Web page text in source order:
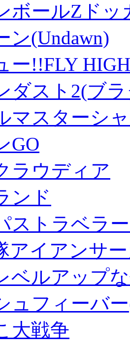
ボールZド
ン(Undawn)
ー!!FLY HIGH
ダスト2(ブ
マスターシ
GO
ラウディア
ンド
ストラベラ
アイアンサ
ベルアップ
ュフィーバ
大戦争